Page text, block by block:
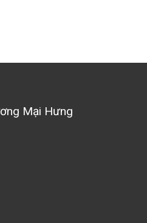
Mại Hưng